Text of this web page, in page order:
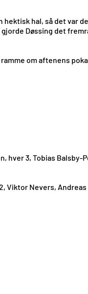
hektisk hal, så det var
Døssing det
om aftenens
hver 3, Tobias Balsby-
Viktor Nevers,